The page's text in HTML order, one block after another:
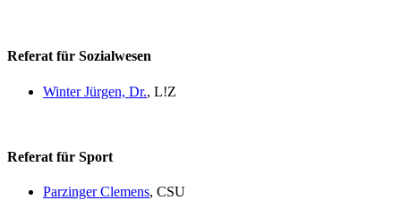
Referat für Sozialwesen
Winter Jürgen, Dr., L!Z
Referat für Sport
Parzinger Clemens, CSU